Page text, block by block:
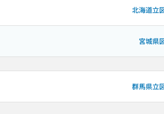
北海道立
宮城県
群馬県立